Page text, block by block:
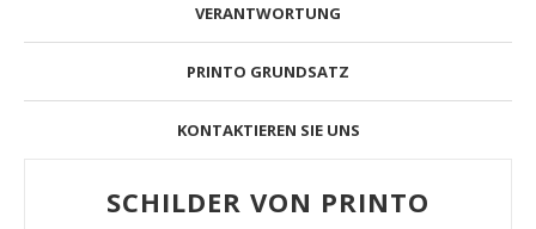
VERANTWORTUNG
PRINTO GRUNDSATZ
KONTAKTIEREN SIE UNS
SCHILDER VON PRINTO